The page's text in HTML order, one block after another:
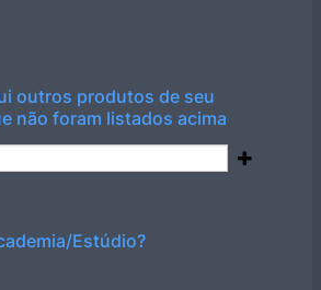
outros produtos de seu
não foram listados acima
Estúdio?